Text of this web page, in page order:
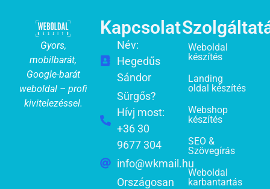
Gyors,
mobilbarát,
Google-barát
weboldal – profi
kivitelezéssel.
Kapcsolat
Név:
Hegedűs
Sándor
Sürgős?
Hívj most:
+36 30
9677 304
info@wkmail.hu
Országosan
Weboldal
készítés
Landing
oldal készítés
Webshop
készítés
SEO &
Szövegírás
Weboldal
karbantartás